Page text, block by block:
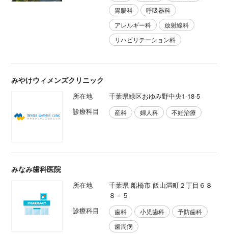
胃腸科
呼吸器科
アレルギー科
放射線科
リハビリテーション科
みやけウィメンズクリニック
所在地
千葉県緑区おゆみ野中央1-18-5
診療科目
産科 婦人科 不妊治療
みなみ歯科医院
所在地
千葉県 船橋市 飯山満町２丁目６８
８－５
診療科目
歯科 小児歯科
予防歯科
歯周病